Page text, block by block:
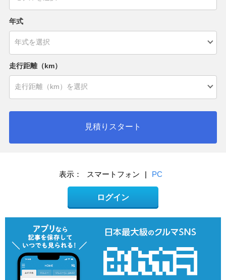
年式
走行距離（km）
見積りスタート
表示： スマートフォン | PC
ログイン